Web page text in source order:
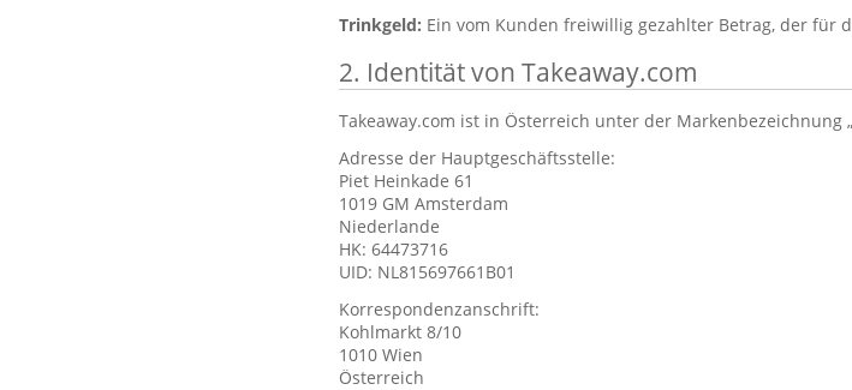
Trinkgeld: Ein vom Kunden freiwillig gezahlter Betrag, der für
2. Identität von Takeaway.com
Takeaway.com ist in Österreich unter der Markenbezeichnung
Adresse der Hauptgeschäftsstelle:
Piet Heinkade 61
1019 GM Amsterdam
Niederlande
HK: 64473716
UID: NL815697661B01
Korrespondenzanschrift:
Kohlmarkt 8/10
1010 Wien
Österreich